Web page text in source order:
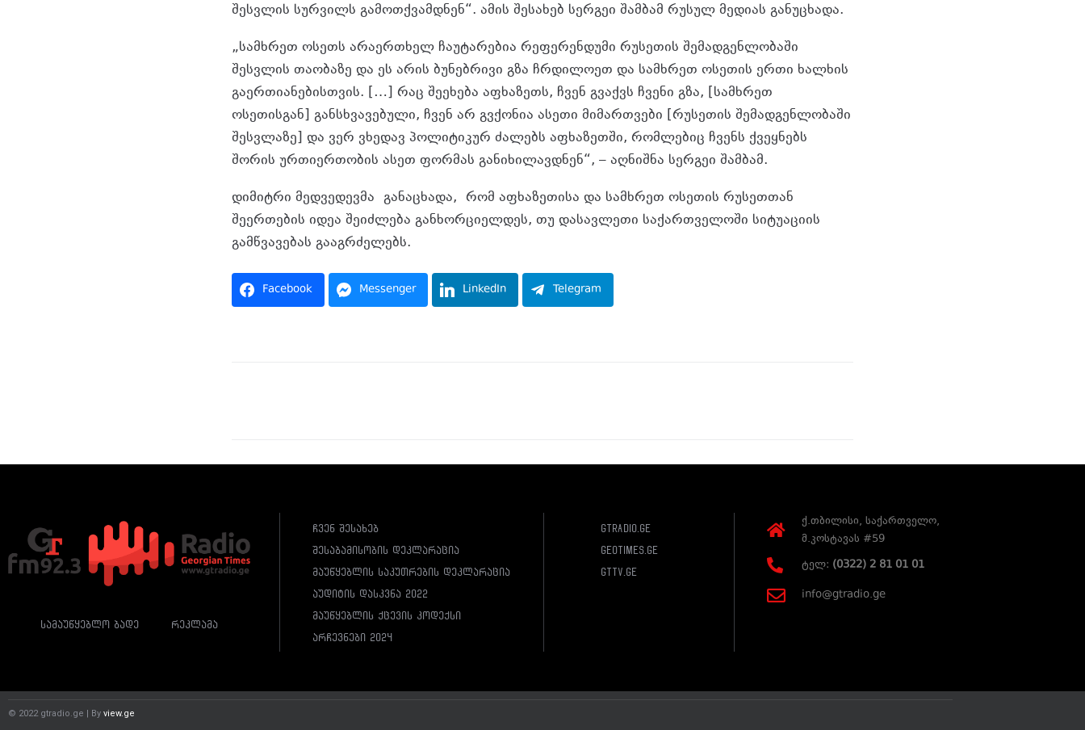
შესვლის სურვილს გამოთქვამდნენ“. ამის შესახებ სერგეი შამბამ რუსულ მედიას განუცხადა.
„სამხრეთ ოსეთს არაერთხელ ჩაუტარებია რეფერენდუმი რუსეთის შემადგენლობაში
შესვლის თაობაზე და ეს არის ბუნებრივი გზა ჩრდილოეთ და სამხრეთ ოსეთის ერთი ხალხის
გაერთიანებისთვის. […] რაც შეეხება აფხაზეთს, ჩვენ გვაქვს ჩვენი გზა, [სამხრეთ
ოსეთისგან] განსხვავებული, ჩვენ არ გვქონია ასეთი მიმართვები [რუსეთის შემადგენლობაში
შესვლაზე] და ვერ ვხედავ პოლიტიკურ ძალებს აფხაზეთში, რომლებიც ჩვენს ქვეყნებს
შორის ურთიერთობის ასეთ ფორმას განიხილავდნენ“, – აღნიშნა სერგეი შამბამ.
დიმიტრი მედვედევმა განაცხადა, რომ აფხაზეთისა და სამხრეთ ოსეთის რუსეთთან
შეერთების იდეა შეიძლება განხორციელდეს, თუ დასავლეთი საქართველოში სიტუაციის
გამწვავებას გააგრძელებს.
Facebook Messenger LinkedIn Telegram
სამაუწყებლო ბადე რეკლამა
ჩვენ შესახებ
შესაბამისობის დეკლარაცია
მაუწყებლის საკუთრების დეკლარაცია
აუდიტის დასკვნა 2022
მაუწყებლის ქცევის კოდექსი
არჩევნები 2024
gtradio.ge
geotimes.ge
gttv.ge
ქ.თბილისი, საქართველო,
მ.კოსტავას #59
ტელ: (0322) 2 81 01 01
info@gtradio.ge
© 2022 gtradio.ge | By view.ge